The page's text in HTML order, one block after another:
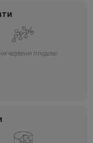
червени плодове